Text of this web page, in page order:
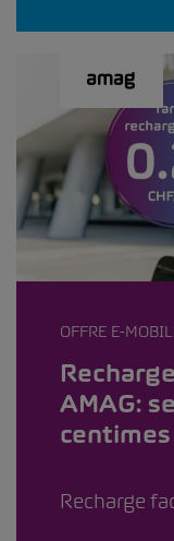
OFFRE E-
AMAG:
Recharge